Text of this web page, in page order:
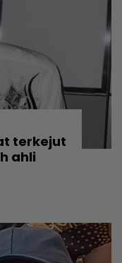
terkejut
ahli